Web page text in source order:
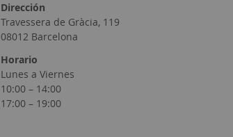
Dirección
Travessera de Gràcia, 119
08012 Barcelona
Horario
Lunes a Viernes
10:00 – 14:00
17:00 – 19:00